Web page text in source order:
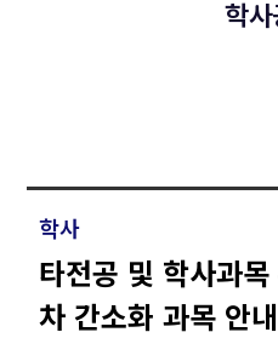
학
학사
타전공 및 학사과
차 간소화 과목 안내